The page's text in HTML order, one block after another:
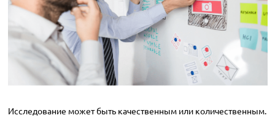
Исследование может быть качественным или количественным.